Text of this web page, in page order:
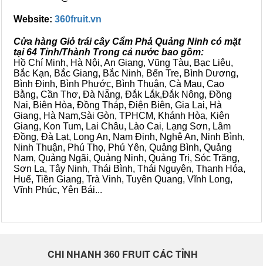
Website: 360fruit.vn
Cửa hàng Giỏ trái cây Cẩm Phả Quảng Ninh có mặt
tại 64 Tỉnh/Thành Trong cả nước bao gồm:
Hồ Chí Minh, Hà Nội, An Giang, Vũng Tàu, Bạc Liêu,
Bắc Kạn, Bắc Giang, Bắc Ninh, Bến Tre, Bình Dương,
Bình Định, Bình Phước, Bình Thuận, Cà Mau, Cao
Bằng, Cần Thơ, Đà Nẵng, Đắk Lắk,Đắk Nông, Đồng
Nai, Biên Hòa, Đồng Tháp, Điện Biên, Gia Lai, Hà
Giang, Hà Nam,Sài Gòn, TPHCM, Khánh Hòa, Kiên
Giang, Kon Tum, Lai Châu, Lào Cai, Lạng Sơn, Lâm
Đồng, Đà Lạt, Long An, Nam Định, Nghệ An, Ninh Bình,
Ninh Thuận, Phú Thọ, Phú Yên, Quảng Bình, Quảng
Nam, Quảng Ngãi, Quảng Ninh, Quảng Trị, Sóc Trăng,
Sơn La, Tây Ninh, Thái Bình, Thái Nguyên, Thanh Hóa,
Huế, Tiền Giang, Trà Vinh, Tuyên Quang, Vĩnh Long,
Vĩnh Phúc, Yên Bái...
CHI NHANH 360 FRUIT CÁC TỈNH